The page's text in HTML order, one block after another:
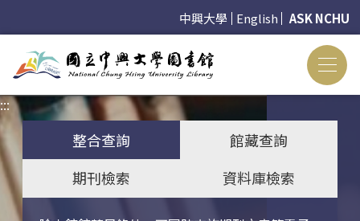
中興大學 English ASK NCHU
:::
整合查詢
館藏查詢
期刊檢索
資料庫檢索